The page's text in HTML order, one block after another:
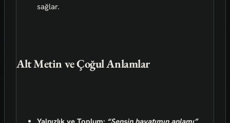
sağlar.
Alt Metin ve Çoğul Anlamlar